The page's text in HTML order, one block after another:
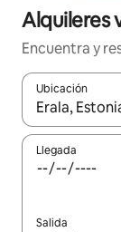
Alquileres
Encuentra y
Ubicación
Cuando los
Llegada
Salida